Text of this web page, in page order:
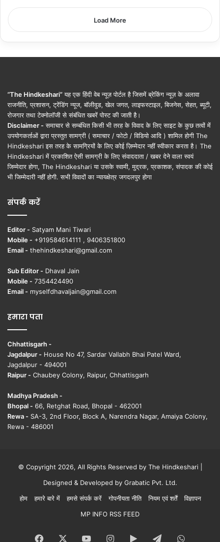
Load More
“The Hindkeshari”यह एक हिंदी वेब न्यूज़ पोर्टल है जिसमें ब्रेकिंग न्यूज़ के अलावा
राजनीति, प्रशासन, ट्रेंडिंग न्यूज, बॉलीवुड, खेल जगत, लाइफस्टाइल, बिजनेस, सेहत, ब्यूटी,
रोजगार तथा टेक्नोलॉजी से संबंधित खबरें पोस्ट की जाती है।
Disclaimer - समाचार से सम्बंधित किसी भी तरह के विवाद के लिए साइट के कुछ तत्वों में
उपयोगकर्ताओं द्वारा प्रस्तुत सामग्री ( समाचार / फोटो / विडियो आदि ) शामिल होगी The
Hindkeshari इस तरह के सामग्रियों के लिए कोई ज़िम्मेदार नहीं स्वीकार करता है। The
Hindkeshari में प्रकाशित ऐसी सामग्री के लिए संवाददाता / खबर देने वाला स्वयं
जिम्मेदार होगा, The Hindkeshari या उसके स्वामी, मुद्रक, प्रकाशक, संपादक की कोई
भी जिम्मेदारी नहीं होगी. सभी विवादों का न्यायक्षेत्र जगदलपुर होगा
संपर्क करें
Editor - Satyam Mani Tiwari
Mobile - +919584614111 , 9406351800
Email - thehindkeshari@gmail.com
Sub Editor - Dhaval Jain
Mobile - 7354424490
Email - myselfdhavaljain@gmail.com
हमारा पता
Chhattisgarh -
Jagdalpur - House No 47, Sardar Vallabh Bhai Patel Ward,
Jagdalpur - 494001
Raipur - Chaubey Colony, Raipur, Chhattisgarh
Madhya Pradesh -
Bhopal - 66, Retghat Road, Bhopal - 462001
Rewa - SA-3, 2nd Floor, Block A, Narendra Nagar, Amaiya Colony,
Rewa - 486001
© Copyright 2026, All Rights Reserved by The Hindkeshari |
Designed & Developed by Grabatic Pvt. Ltd.
होम
हमारे बारे में हमसे संपर्क करें गोपनीयता नीति नियम एवं शर्तें
विज्ञापन
MP INFO RSS FEED
Facebook YouTubeInstagram
Google Telegram